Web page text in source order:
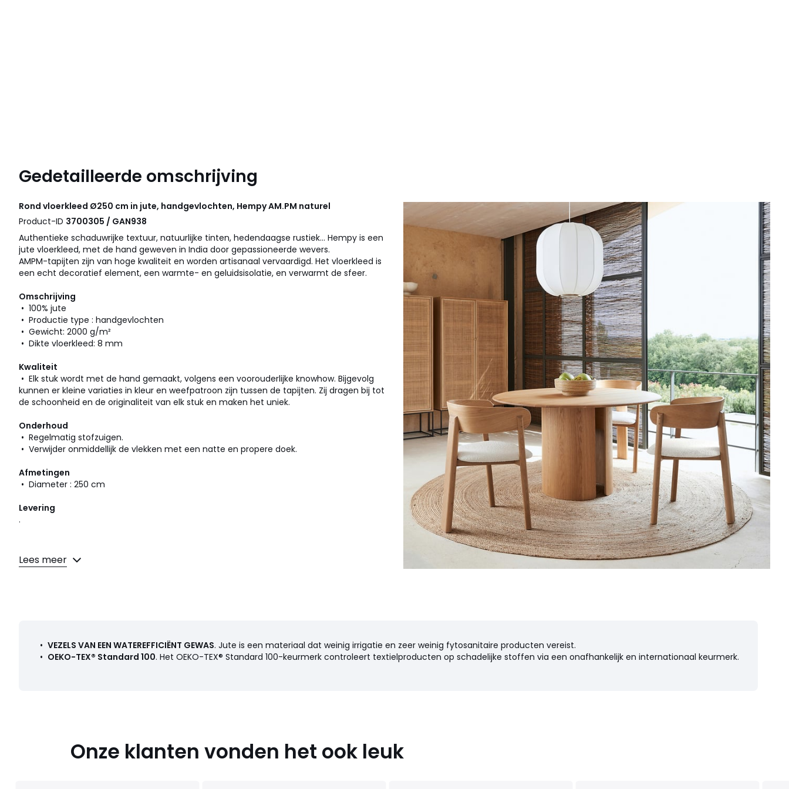
Gedetailleerde omschrijving
Rond vloerkleed Ø250 cm in jute, handgevlochten, HempyAM.PM naturel
Product-ID 3700305 / GAN938
Authentieke schaduwrijke textuur, natuurlijke tinten, hedendaagse rustiek... Hempy is een
jute vloerkleed, met de hand geweven in India door gepassioneerde wevers.
AMPM-tapijten zijn van hoge kwaliteit en worden artisanaal vervaardigd. Het vloerkleed is
een echt decoratief element, een warmte- en geluidsisolatie, en verwarmt de sfeer.
Omschrijving
• 100% jute
• Productie type : handgevlochten
• Gewicht: 2000 g/m²
• Dikte vloerkleed: 8 mm
Kwaliteit
• Elk stuk wordt met de hand gemaakt, volgens een voorouderlijke knowhow. Bijgevolg
kunnen er kleine variaties in kleur en weefpatroon zijn tussen de tapijten. Zij dragen bij tot
de schoonheid en de originaliteit van elk stuk en maken het uniek.
Onderhoud
• Regelmatig stofzuigen.
• Verwijder onmiddellijk de vlekken met een natte en propere doek.
Afmetingen
• Diameter : 250 cm
Levering
.
Kleuren Naturel
Lees meer
• VEZELS VAN EEN WATEREFFICIËNT GEWAS. Jute is een materiaal dat weinig irrigatie en zeer weinig fytosanitaire producten vereist.
• OEKO-TEX® Standard 100. Het OEKO-TEX® Standard 100-keurmerk controleert textielproducten op schadelijke stoffen via een onafhankelijk en internationaal keurmerk.
Onze klanten vonden het ook leuk